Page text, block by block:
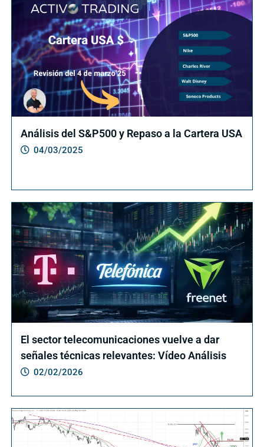
Análisis del S&P500 y Repaso a la Cartera USA
04/03/2025
El sector telecomunicaciones vuelve a dar
señales técnicas relevantes: Vídeo Análisis
02/02/2026